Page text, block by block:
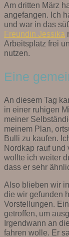
Am dritten März
angefangen. Ich
und war in das
Freundin Jessika
Arbeitsplatz frei
nutzen.
Eine
An diesem Tag
in einer ruhigen
meiner
meinem Plan,
Bulli zu kaufen.
Nordkap rauf und
wollte ich weiter
dass er sehr
Also blieben wir
die wir gefunden
Vorstellungen.
getroffen, um
Irgendwann an
fahren wolle. Er